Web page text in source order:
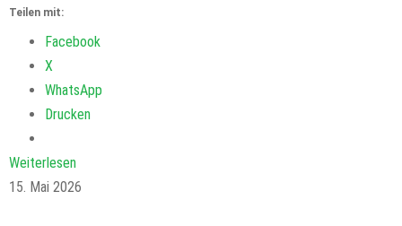
Teilen mit:
Facebook
X
WhatsApp
Drucken
Weiterlesen
15. Mai 2026